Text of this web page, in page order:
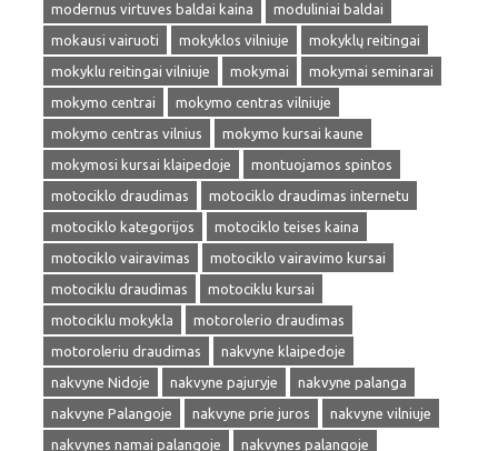
modernus virtuves baldai kaina
moduliniai baldai
mokausi vairuoti
mokyklos vilniuje
mokyklų reitingai
mokyklu reitingai vilniuje
mokymai
mokymai seminarai
mokymo centrai
mokymo centras vilniuje
mokymo centras vilnius
mokymo kursai kaune
mokymosi kursai klaipedoje
montuojamos spintos
motociklo draudimas
motociklo draudimas internetu
motociklo kategorijos
motociklo teises kaina
motociklo vairavimas
motociklo vairavimo kursai
motociklu draudimas
motociklu kursai
motociklu mokykla
motorolerio draudimas
motoroleriu draudimas
nakvyne klaipedoje
nakvyne Nidoje
nakvyne pajuryje
nakvyne palanga
nakvyne Palangoje
nakvyne prie juros
nakvyne vilniuje
nakvynes namai palangoje
nakvynes palangoje